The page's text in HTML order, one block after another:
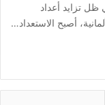
ظل تزايد أعداد
أصبح الاستعداد…